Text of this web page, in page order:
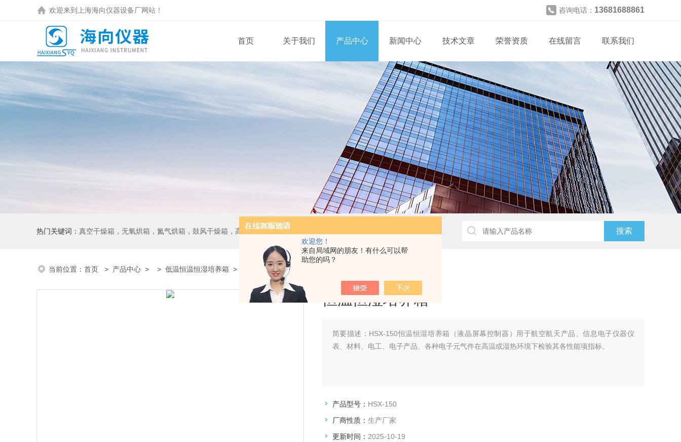
欢迎您！
来自局域网的朋友！有什么可以帮
助您的吗？
欢迎来到 上海海向仪器设备厂网站！ 咨询电话： 13681688861
首页 关于我们 产品中心 新闻中心 技术文章 荣誉资质 在线留言 联系我们
热门关键词： 真空干燥箱，无氧烘箱，氮气烘箱，鼓风干燥箱，高温烘箱，二氧化碳培养箱、生化培养箱、三气培养箱、恒温恒湿箱、高低温试验箱
当前位置： 首页 > 产品中心 > > 低温恒温恒湿培养箱 > HSX-150恒温恒湿培养箱
恒温恒湿培养箱
简要描述： HSX-150恒温恒湿培养箱（液晶屏幕控制器）用于航空航天产品、信息电子仪器仪
表、材料、电工、电子产品、各种电子元气件在高温或湿热环境下检验其各性能项指标。
产品型号： HSX-150
厂商性质： 生产厂家
更新时间： 2025-10-19